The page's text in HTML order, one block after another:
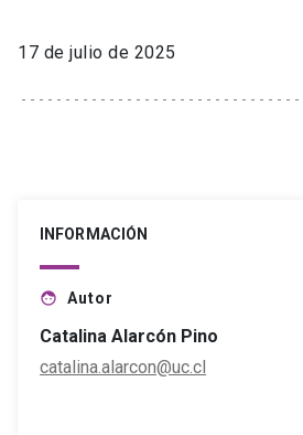
17 de julio de 2025
INFORMACIÓN
face Autor
Catalina Alarcón Pino
catalina.alarcon@uc.cl